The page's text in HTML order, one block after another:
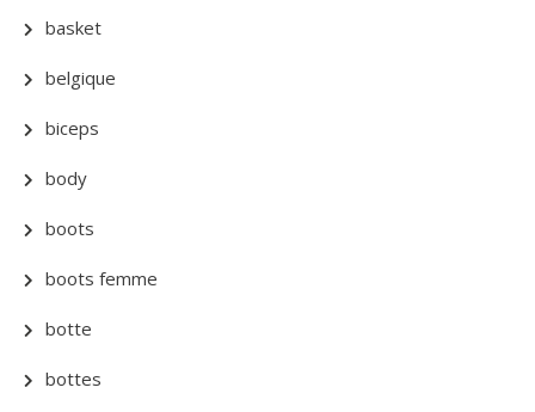
basket
belgique
biceps
body
boots
boots femme
botte
bottes